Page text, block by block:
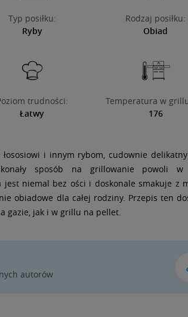
Typ posiłku:
Ryby
Rodzaj posiłku:
Obiad
trudności:
Łatwy
Temperatura w
176
i innym rybom, cudownie
sposób na grillowanie powoli w
niemal bez ości i doskonale smakuje z
obiadowe dla całej rodziny. Przepis ten
gazie, jak i w grillu na pellet.
autorów